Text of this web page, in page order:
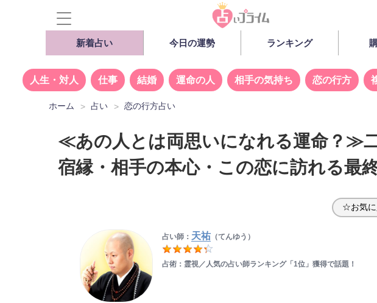
新着占い 今日の運勢 ランキング
人生・対人 仕事 結婚 運命の人 相手の気持ち 恋の行方
ホーム 占い 恋の行方占い
≪あの人とは両思いになれる運命？≫
宿縁・相手の本心・この恋に訪れる最
☆お気に
占い師： 天祐（てんゆう）
占術：霊視／人気の占い師ランキング「1位」獲得で話題！